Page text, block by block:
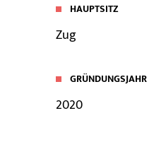
HAUPTSITZ
Zug
GRÜNDUNGSJAHR
2020